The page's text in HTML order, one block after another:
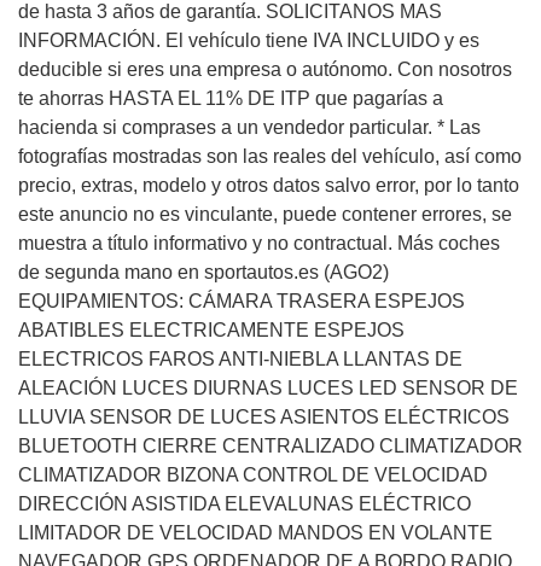
de hasta 3 años de garantía. SOLICITANOS MAS
INFORMACIÓN. El vehículo tiene IVA INCLUIDO y es
deducible si eres una empresa o autónomo. Con nosotros
te ahorras HASTA EL 11% DE ITP que pagarías a
hacienda si comprases a un vendedor particular. * Las
fotografías mostradas son las reales del vehículo, así como
precio, extras, modelo y otros datos salvo error, por lo tanto
este anuncio no es vinculante, puede contener errores, se
muestra a título informativo y no contractual. Más coches
de segunda mano en sportautos.es (AGO2)
EQUIPAMIENTOS: CÁMARA TRASERA ESPEJOS
ABATIBLES ELECTRICAMENTE ESPEJOS
ELECTRICOS FAROS ANTI-NIEBLA LLANTAS DE
ALEACIÓN LUCES DIURNAS LUCES LED SENSOR DE
LLUVIA SENSOR DE LUCES ASIENTOS ELÉCTRICOS
BLUETOOTH CIERRE CENTRALIZADO CLIMATIZADOR
CLIMATIZADOR BIZONA CONTROL DE VELOCIDAD
DIRECCIÓN ASISTIDA ELEVALUNAS ELÉCTRICO
LIMITADOR DE VELOCIDAD MANDOS EN VOLANTE